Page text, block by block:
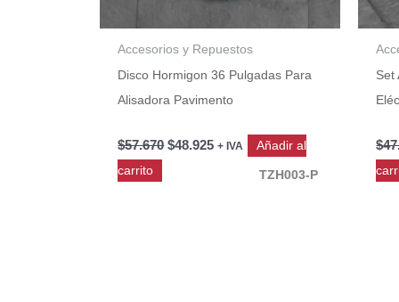
Accesorios y Repuestos
Disco Hormigon 36 Pulgadas Para
Alisadora Pavimento
TZH003-P
$57.670 $48.925 + IVA
Añadir al
carrito
Set
$